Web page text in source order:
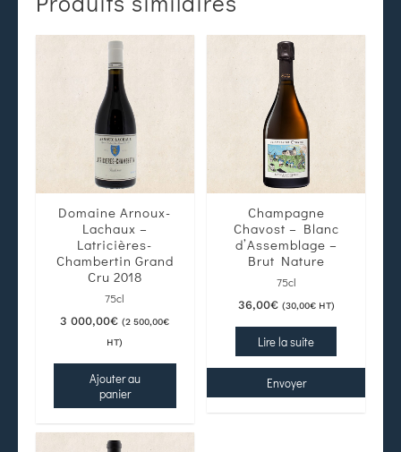
Domaine Arnoux-
Lachaux –
Latricières-
Chambertin Grand
Cru 2018
75cl
3 000,00€ (2 500,00€
HT)
Ajouter au
panier
Champagne
Chavost – Blanc
d’Assemblage –
Brut Nature
75cl
36,00€ (30,00€HT)
Lire la suite
Envoyer